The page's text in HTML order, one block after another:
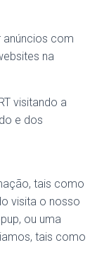
anúncios com
na
visitando a
e dos
tais como
visita o nosso
ou uma
tais como